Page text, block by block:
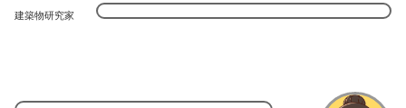
建築物研究家